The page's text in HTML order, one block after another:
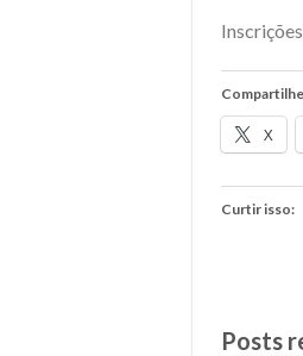
X
Curtir isso:
Posts